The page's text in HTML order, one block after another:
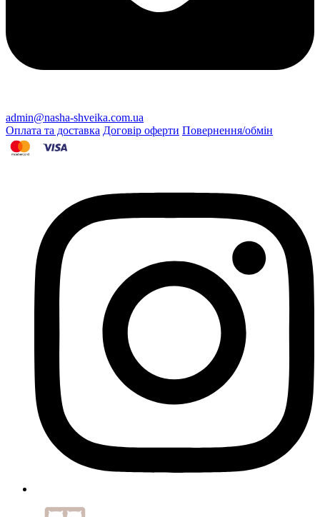
admin@nasha-shveika.com.ua
Оплата та доставка Договір оферти Повернення/обмін